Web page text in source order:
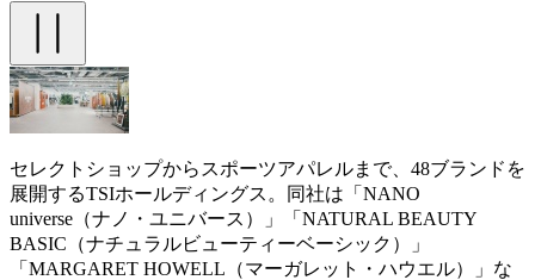
セレクトショップからスポーツアパレルまで、48ブランドを
展開するTSIホールディングス。同社は「NANO
universe（ナノ・ユニバース）」「NATURAL BEAUTY
BASIC（ナチュラルビューティーベーシック）」
「MARGARET HOWELL（マーガレット・ハウエル）」な